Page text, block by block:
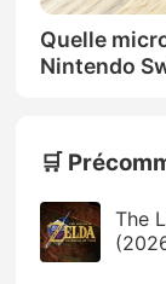
Quelle
Nintendo
🛒
The